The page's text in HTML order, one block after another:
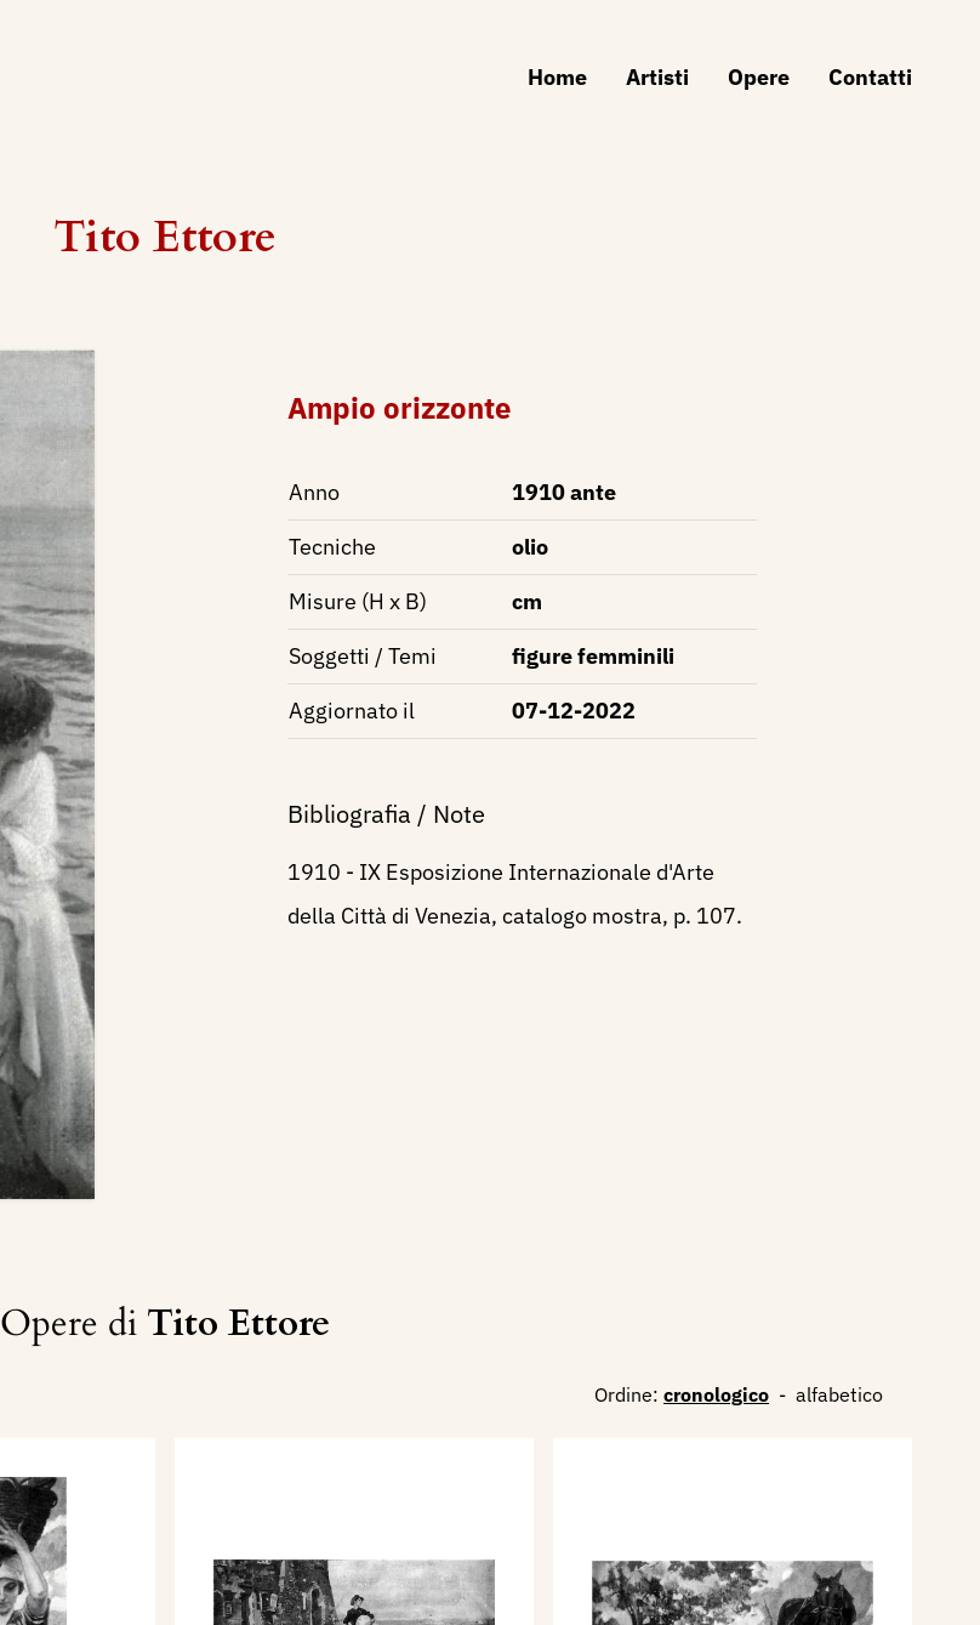
Home Artisti Opere Contatti
Tito Ettore
Ampio orizzonte
Anno
1910 ante
Tecniche
olio
Misure (H x B)
cm
Soggetti / Temi
figure femminili
Aggiornato il
07-12-2022
Bibliografia / Note
1910 - IX Esposizione Internazionale d'Arte
della Città di Venezia, catalogo mostra, p. 107.
Opere di Tito Ettore
Ordine: cronologico - alfabetico